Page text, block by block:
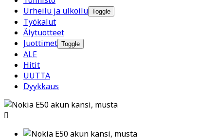
Urheilu ja ulkoilu Toggle
Työkalut
Älytuotteet
Juottimet Toggle
ALE
Hitit
UUTTA
Dyykkaus
